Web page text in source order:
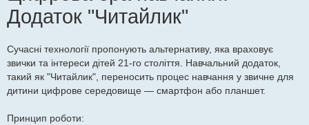
Додаток "Читайлик"
Сучасні технології пропонують альтернативу, яка враховує
звички та інтереси дітей 21-го століття. Навчальний додаток,
такий як "Читайлик", переносить процес навчання у звичне для
дитини цифрове середовище — смартфон або планшет.
Принцип роботи: